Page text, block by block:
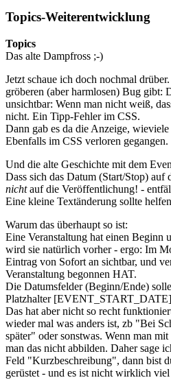
Topics-Weiterentwicklung
Topics
Das alte Dampfross ;-)
Jetzt schaue ich doch nochmal
gröberen (aber harmlosen) Bug gibt:
unsichtbar: Wenn man nicht weiß,
nicht. Ein Tipp-Fehler im CSS.
Dann gab es da die Anzeige,
Ebenfalls im CSS verloren gegangen.
Und die alte Geschichte mit dem
Dass sich das Datum (Start/Stop)
nichtauf die Veröffentlichung! -
Eine kleine Textänderung sollte
Warum das überhaupt so ist:
Eine Veranstaltung hat einen Beginn
wird sie natürlich vorher - ergo: Im
Eintrag von Sofort an sichtbar, und
Veranstaltung begonnen HAT.
Die Datumsfelder (Beginn/Ende)
Platzhalter
Das hat aber nicht so recht
wieder mal was anders ist, zb "Bei
später" oder sonstwas. Wenn man
man das nicht abbilden. Daher sage
Feld "Kurzbeschreibung", dann bist
gerüstet - und es ist nicht wirklich